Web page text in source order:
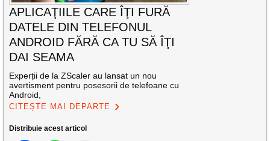
APLICAŢIILE CARE ÎŢI FURĂ
DATELE DIN TELEFONUL
ANDROID FĂRĂ CA TU SĂ ÎŢI
DAI SEAMA
Experții de la ZScaler au lansat un nou
avertisment pentru posesorii de telefoane cu
Android,
CITEȘTE MAI DEPARTE
Distribuie acest articol